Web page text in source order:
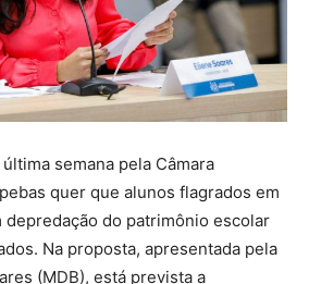
semana pela Câmara
quer que alunos flagrados em
do patrimônio escolar
Na proposta, apresentada pela
(MDB), está prevista a